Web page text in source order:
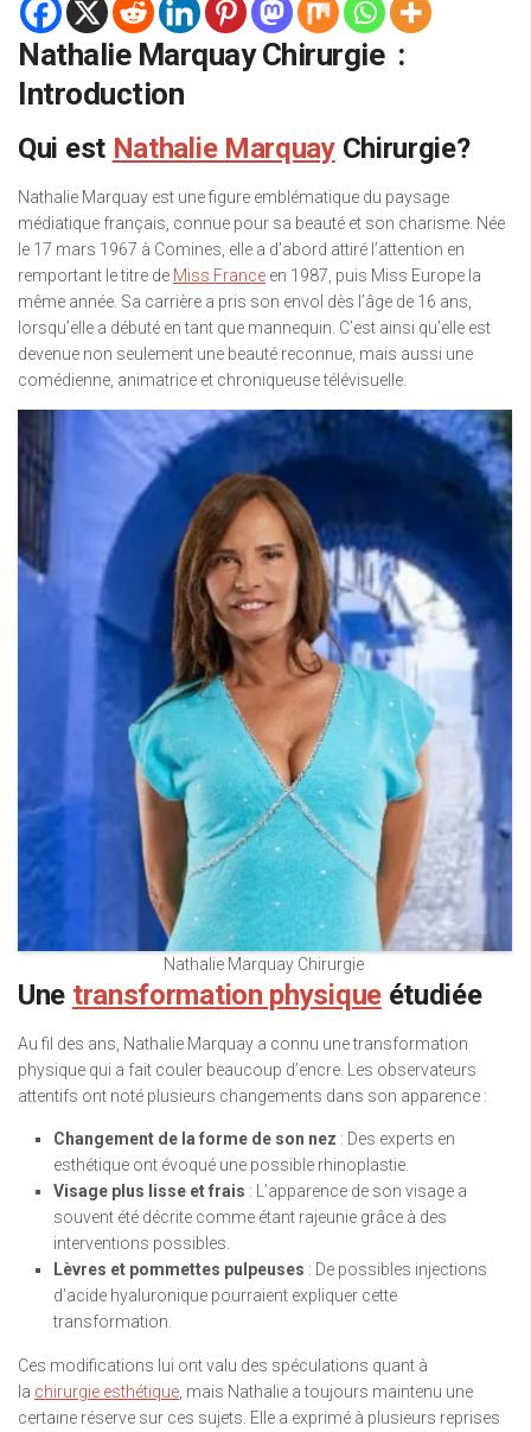
Nathalie Marquay Chirurgie :
Introduction
Qui est Nathalie MarquayChirurgie?
Nathalie Marquay est une figure emblématique du paysage
médiatique français, connue pour sa beauté et son charisme. Née
le 17 mars 1967 à Comines, elle a d’abord attiré l’attention en
remportant le titre de Miss France en 1987, puis Miss Europe la
même année. Sa carrière a pris son envol dès l’âge de 16 ans,
lorsqu’elle a débuté en tant que mannequin. C’est ainsi qu’elle est
devenue non seulement une beauté reconnue, mais aussi une
comédienne, animatrice et chroniqueuse télévisuelle.
Nathalie Marquay Chirurgie
Une transformation physiqueétudiée
Au fil des ans, Nathalie Marquay a connu une transformation
physique qui a fait couler beaucoup d’encre. Les observateurs
attentifs ont noté plusieurs changements dans son apparence :
Changement de la forme de son nez : Des experts en
esthétique ont évoqué une possible rhinoplastie.
Visage plus lisse et frais : L’apparence de son visage a
souvent été décrite comme étant rajeunie grâce à des
interventions possibles.
Lèvres et pommettes pulpeuses : De possibles injections
d’acide hyaluronique pourraient expliquer cette
transformation.
Ces modifications lui ont valu des spéculations quant à
la chirurgie esthétique , mais Nathalie a toujours maintenu une
certaine réserve sur ces sujets. Elle a exprimé à plusieurs reprises